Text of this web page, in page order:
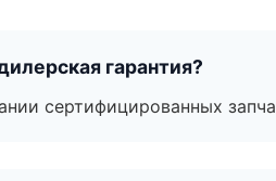
гарантия?
сертифицированных